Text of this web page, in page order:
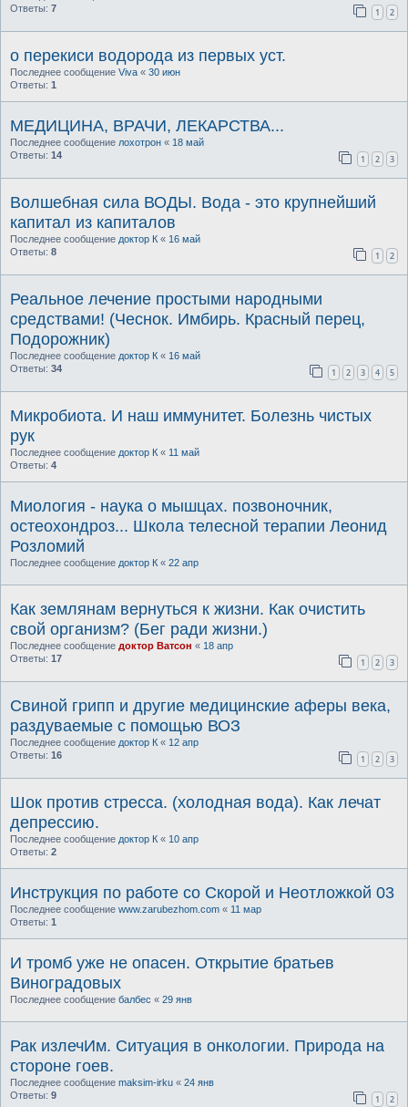
Ответы: 7 1 2
о перекиси водорода из первых уст.
Последнее сообщение Viva « 30 июн
Ответы: 1
МЕДИЦИНА, ВРАЧИ, ЛЕКАРСТВА...
Последнее сообщение лохотрон « 18 май
Ответы: 14 1 2 3
Волшебная сила ВОДЫ. Вода - это крупнейший
капитал из капиталов
Последнее сообщение доктор К « 16 май
Ответы: 8 1 2
Реальное лечение простыми народными
средствами! (Чеснок. Имбирь. Красный перец,
Подорожник)
Последнее сообщение доктор К « 16 май
Ответы: 34 1 2 3 4 5
Микробиота. И наш иммунитет. Болезнь чистых
рук
Последнее сообщение доктор К « 11 май
Ответы: 4
Миология - наука о мышцах. позвоночник,
остеохондроз... Школа телесной терапии Леонид
Розломий
Последнее сообщение доктор К « 22 апр
Как землянам вернуться к жизни. Как очистить
свой организм? (Бег ради жизни.)
Последнее сообщение доктор Ватсон « 18 апр
Ответы: 17 1 2 3
Свиной грипп и другие медицинские аферы века,
раздуваемые с помощью ВОЗ
Последнее сообщение доктор К « 12 апр
Ответы: 16 1 2 3
Шок против стресса. (холодная вода). Как лечат
депрессию.
Последнее сообщение доктор К « 10 апр
Ответы: 2
Инструкция по работе со Скорой и Неотложкой 03
Последнее сообщение www.zarubezhom.com « 11 мар
Ответы: 1
И тромб уже не опасен. Открытие братьев
Виноградовых
Последнее сообщение балбес « 29 янв
Рак излечИм. Ситуация в онкологии. Природа на
стороне гоев.
Последнее сообщение maksim-irku « 24 янв
Ответы: 9 1 2